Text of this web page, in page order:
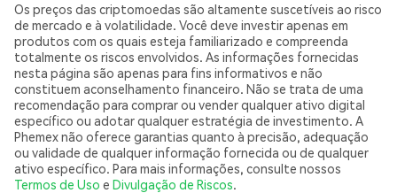
Os preços das criptomoedas são altamente suscetíveis ao risco
de mercado e à volatilidade. Você deve investir apenas em
produtos com os quais esteja familiarizado e compreenda
totalmente os riscos envolvidos. As informações fornecidas
nesta página são apenas para fins informativos e não
constituem aconselhamento financeiro. Não se trata de uma
recomendação para comprar ou vender qualquer ativo digital
específico ou adotar qualquer estratégia de investimento. A
Phemex não oferece garantias quanto à precisão, adequação
ou validade de qualquer informação fornecida ou de qualquer
ativo específico. Para mais informações, consulte nossos
Termos de Uso e Divulgação de Riscos.